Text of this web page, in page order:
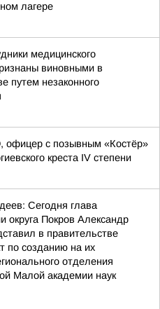
лагере
медицинского
виновными в
путем незаконного
офицер с позывным «Костёр»
креста IV степени
Сегодня глава
округа Покров Александр
в правительстве
по созданию на их
отделения
Малой академии наук